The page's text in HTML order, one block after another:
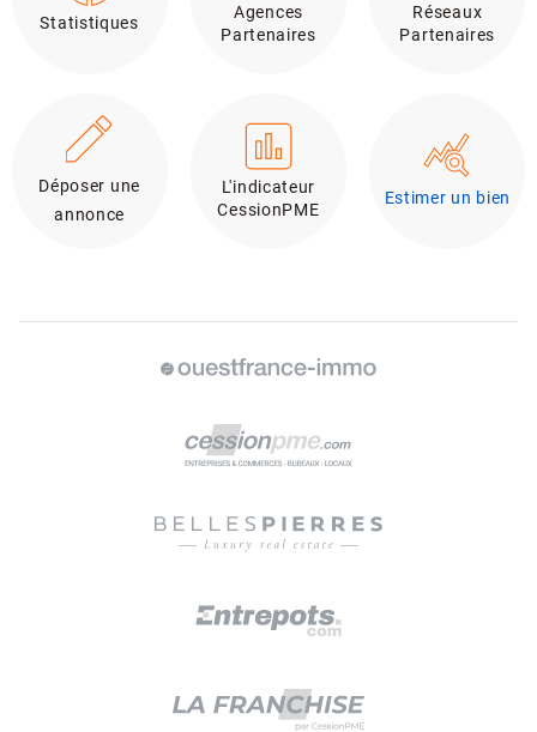
Statistiques
Agences
Partenaires
Réseaux
Partenaires
Déposer une
annonce
L'indicateur
CessionPME
Estimer un bien